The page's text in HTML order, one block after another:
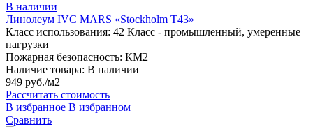
В наличии
Линолеум IVC MARS «Stockholm T43»
Класс использования: 42 Класс - промышленный, умеренные
нагрузки
Пожарная безопасность: КМ2
Наличие товара: В наличии
949 руб./м2
Рассчитать стоимость
В избранное В избранном
Сравнить